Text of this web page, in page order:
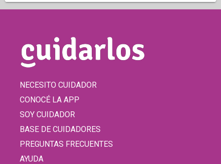
NECESITO CUIDADOR
CONOCÉ LA APP
SOY CUIDADOR
BASE DE CUIDADORES
PREGUNTAS FRECUENTES
AYUDA